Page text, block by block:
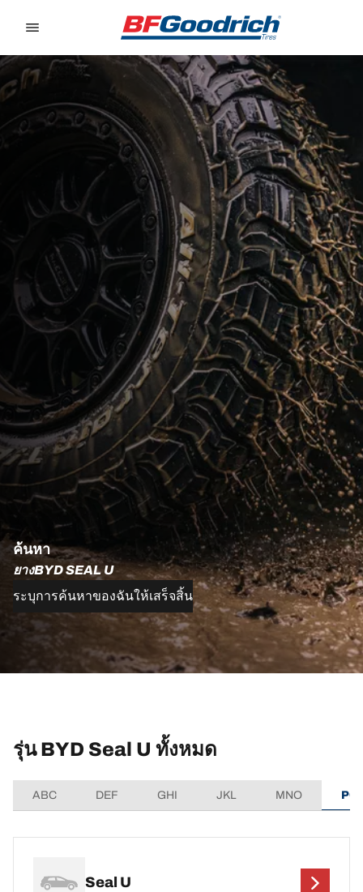
ค้นหา
ยางBYD SEAL U
ระบุการค้นหาของฉันให้เสร็จสิ้น
รุ่น BYD Seal U ทั้งหมด
ABC DEF GHI JKL MNO
Seal U